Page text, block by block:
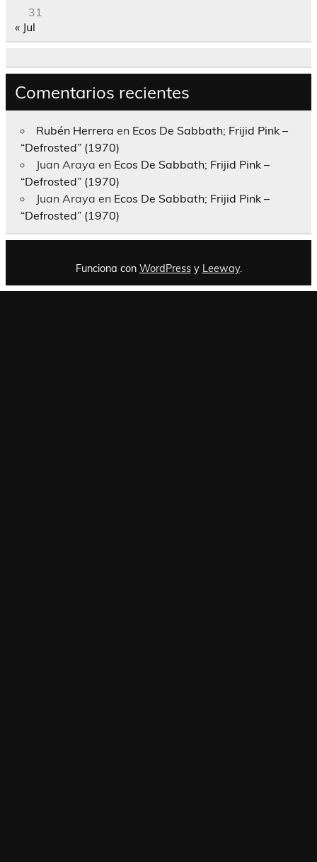
31
« Jul
Comentarios recientes
Rubén Herrera en Ecos De Sabbath; Frijid Pink –
“Defrosted” (1970)
Juan Araya en Ecos De Sabbath; Frijid Pink –
“Defrosted” (1970)
Juan Araya en Ecos De Sabbath; Frijid Pink –
“Defrosted” (1970)
Funciona con WordPressy Leeway.